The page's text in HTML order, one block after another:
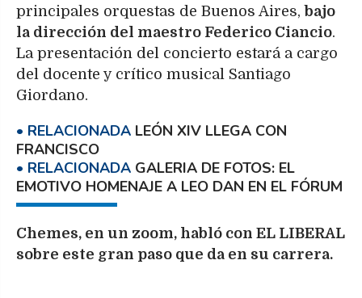
principales orquestas de Buenos Aires, bajo
la dirección del maestro Federico Ciancio.
La presentación del concierto estará a cargo
del docente y crítico musical Santiago
Giordano.
LEÓN XIV LLEGA CON
FRANCISCO
GALERIA DE FOTOS: EL
EMOTIVO HOMENAJE A LEO DAN EN EL FÓRUM
Chemes, en un zoom, habló con EL LIBERAL
sobre este gran paso que da en su carrera.